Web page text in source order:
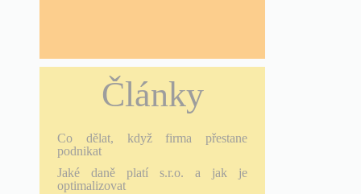
Články
Co dělat, když firma přestane
podnikat
Jaké daně platí s.r.o. a jak je
optimalizovat